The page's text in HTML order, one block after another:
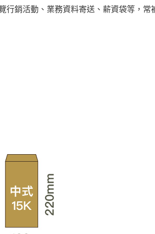
行銷活動、業務資料寄送、薪資袋等，常